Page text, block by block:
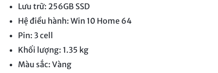
Lưu trữ: 256GB SSD
Hệ điều hành: Win 10 Home 64
Pin: 3 cell
Khối lượng: 1.35 kg
Màu sắc: Vàng